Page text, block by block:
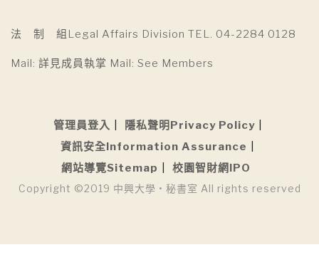
法 制 組Legal Affairs Division TEL. 04-2284 0128
Mail: 詳見成員執掌 Mail: See Members
管理員登入
隱私聲明Privacy Policy
資訊安全Information Assurance
網站導覽Sitemap
校園智財網IPO
Copyright ©2019 中興大學 • 秘書室 All rights reserved